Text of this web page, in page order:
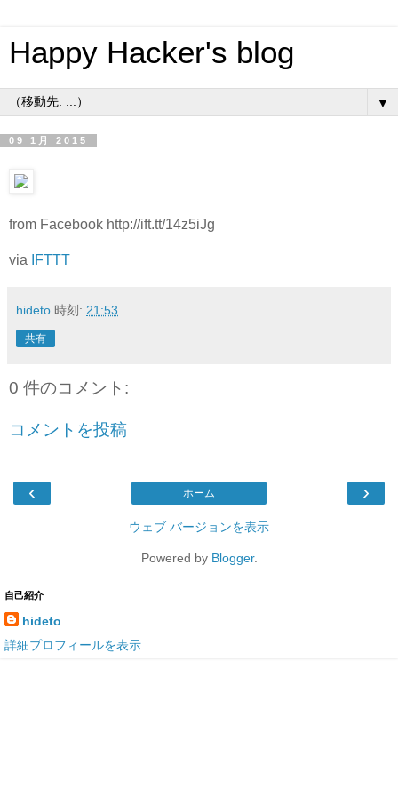
Happy Hacker's blog
▼
09 1月 2015
from Facebook http://ift.tt/14z5iJg
via IFTTT
hideto 時刻: 21:53
共有
0 件のコメント:
コメントを投稿
‹ ›
ホーム
ウェブ バージョンを表示
Powered by Blogger.
自己紹介
hideto
詳細プロフィールを表示